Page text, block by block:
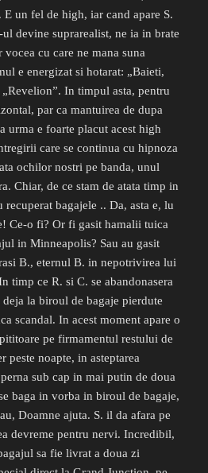
un fel de high, iar cand apare S.
devine suprarealist, ne ia in brate
cu care ne mana suna
e energizat si hotarat: „Baieti,
In timpul asta, pentru
par ca mantuirea de dupa
urma e foarte placut acest high
care se continua cu hipnoza
ochilor nostri pe banda, unul
Chiar, de ce stam de atata timp in
recuperat bagajele .. Da, asta e, lu
Ce-o fi? Or fi gasit hamalii tuica
in Minneapolis? Sau au gasit
B., eternul B. in nepotrivirea lui
timp ce R. si C. se abandonasera
la biroul de bagaje pierdute
scandal. In acest moment apare o
pe firmamentul restului de
peste noapte, in asteptarea
sub cap in mai putin de doua
baga in vorba in biroul de bagaje,
Doamne ajuta. S. il da afara pe
devreme pentru nervi. Incredibil,
sa fie livrat a doua zi